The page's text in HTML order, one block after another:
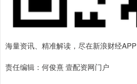
海量资讯、精准解读，尽在新浪财经APP
责任编辑：何俊熹 壹配资网门户